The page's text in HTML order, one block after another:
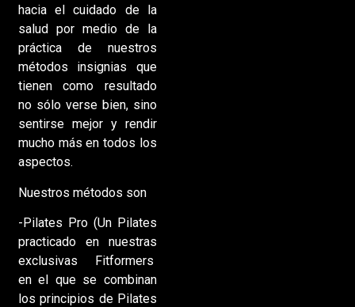
hacia el cuidado de la
salud por medio de la
práctica de nuestros
métodos insignias que
tienen como resultado
no sólo verse bien, sino
sentirse mejor y rendir
mucho más en todos los
aspectos.
Nuestros métodos son
-Pilates Pro (Un Pilates
practicado en nuestras
exclusivas Fitformers
en el que se combinan
los principios de Pilates